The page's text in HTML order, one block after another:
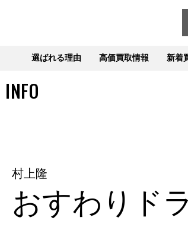
選ばれる理由 高価買取情報 新着
村上隆
おすわりド